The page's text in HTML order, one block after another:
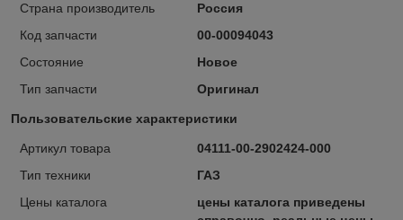
Страна производитель
Россия
Код запчасти
00-00094043
Состояние
Новое
Тип запчасти
Оригинал
Пользовательские характеристики
Артикул товара
04111-00-2902424-000
Тип техники
ГАЗ
Цены каталога
цены каталога приведены